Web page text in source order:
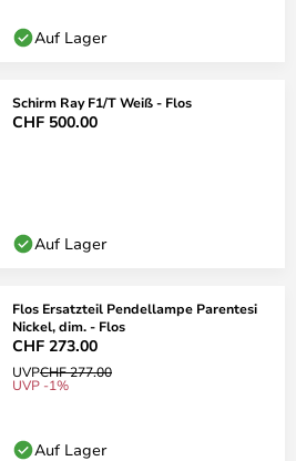
Auf Lager
Schirm Ray F1/T Weiß - Flos
CHF 500.00
Auf Lager
Flos Ersatzteil Pendellampe Parentesi
Nickel, dim. - Flos
CHF 273.00
UVPCHF 277.00
UVP -1%
Auf Lager